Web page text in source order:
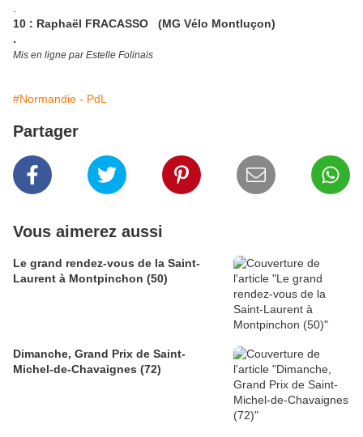
10 : Raphaël FRACASSO (MG Vélo Montluçon)
.
Mis en ligne par Estelle Folinais
#Normandie - PdL
Partager
Vous aimerez aussi
Le grand rendez-vous de la Saint-
Laurent à Montpinchon (50)
Dimanche, Grand Prix de Saint-
Michel-de-Chavaignes (72)